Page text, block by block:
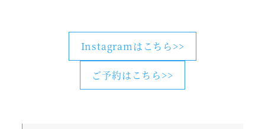
Instagramはこちら>>
ご予約はこちら>>